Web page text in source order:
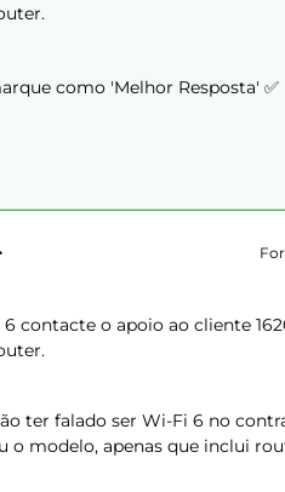
como 'Melhor Resposta' ✅
contacte o apoio ao cliente
ter falado ser Wi-Fi 6 no
o modelo, apenas que inclui